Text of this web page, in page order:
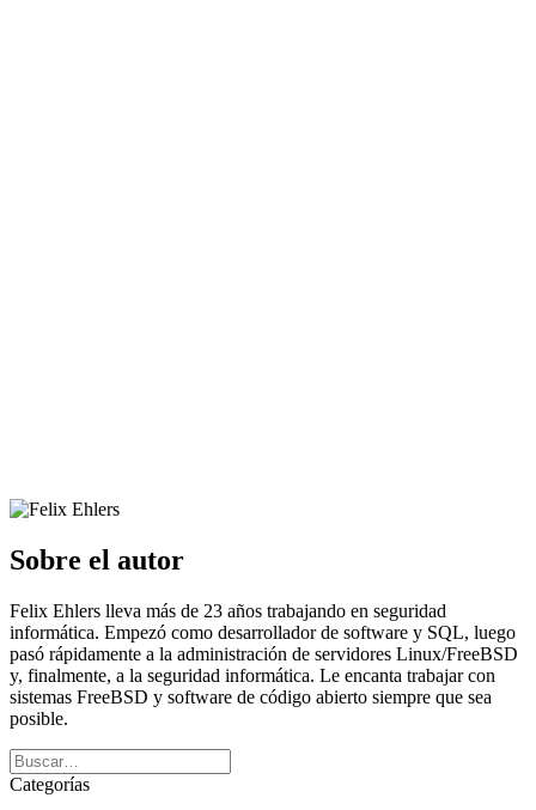
Sobre el autor
Felix Ehlers lleva más de 23 años trabajando en seguridad
informática. Empezó como desarrollador de software y SQL, luego
pasó rápidamente a la administración de servidores Linux/FreeBSD
y, finalmente, a la seguridad informática. Le encanta trabajar con
sistemas FreeBSD y software de código abierto siempre que sea
posible.
Categorías